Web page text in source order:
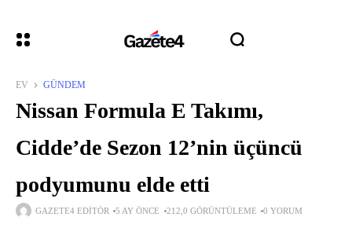
EV GÜNDEM
Nissan Formula E Takımı,
Cidde’de Sezon 12’nin üçüncü
podyumunu elde etti
GAZETE4 EDITÖR 5 AY ÖNCE 212,0 GÖRÜNTÜLEME 0 YORUM